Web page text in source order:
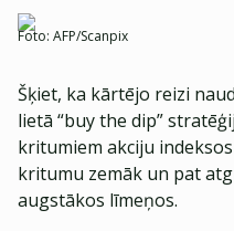
Foto: AFP/Scanpix
Šķiet, ka kārtējo reizi
lietā “buy the dip”
kritumiem akciju
kritumu zemāk un pat
augstākos līmeņos.